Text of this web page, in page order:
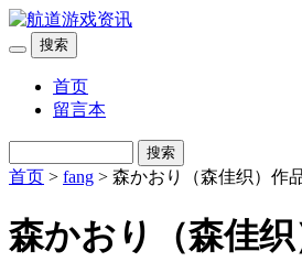
搜索
首页
留言本
搜索
首页 > fang > 森かおり（森佳织）作
森かおり（森佳